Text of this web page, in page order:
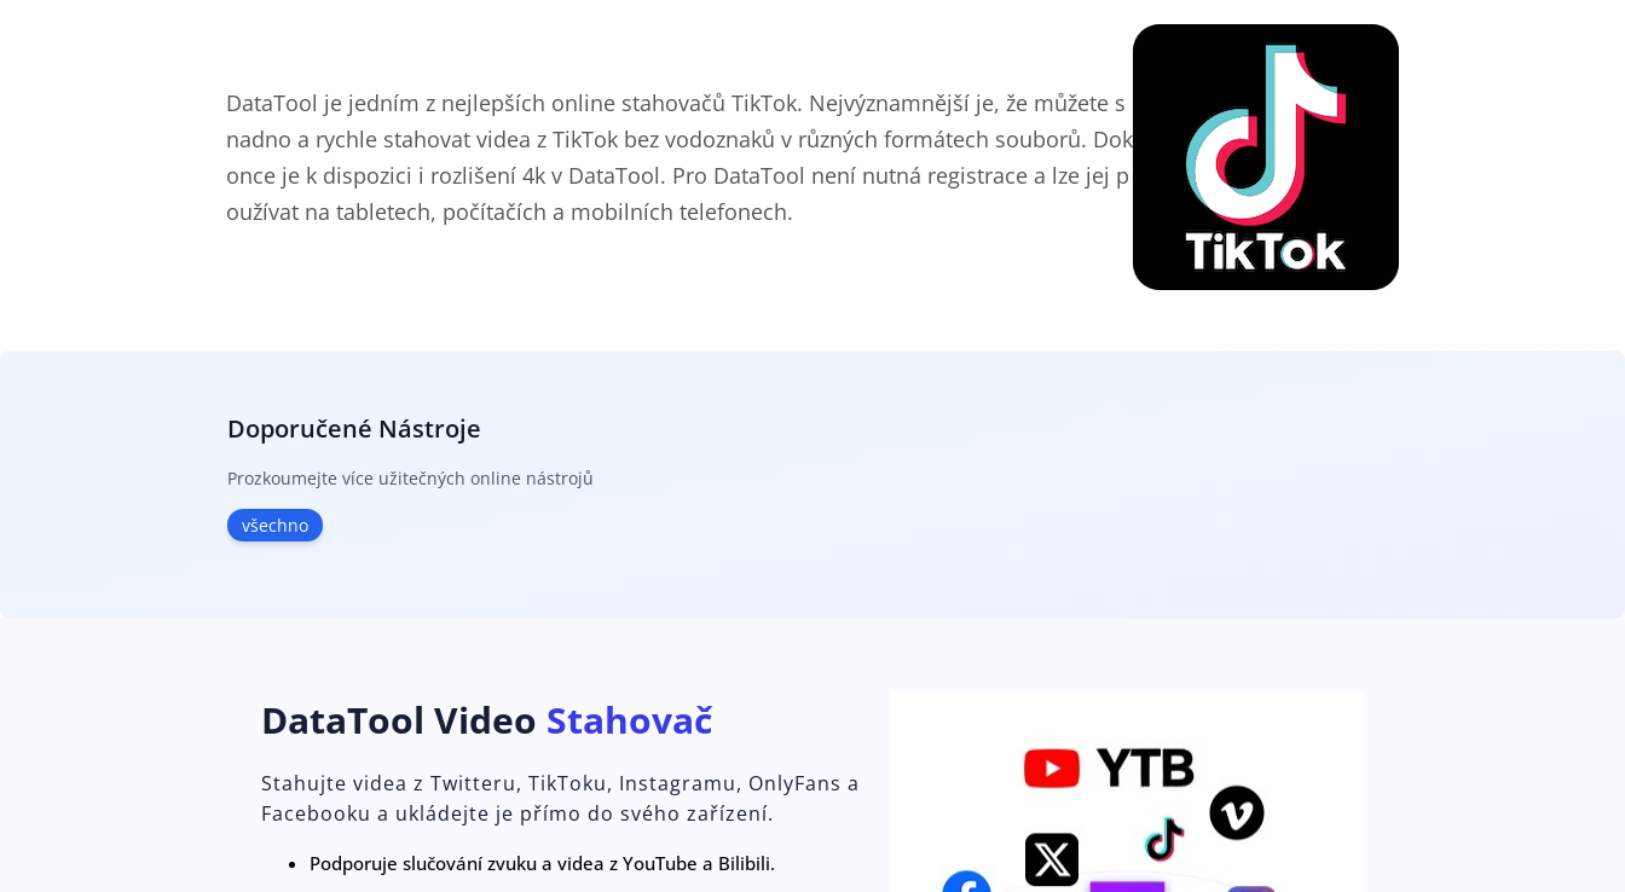
DataTool je jedním z nejlepších online stahovačů TikTok. Nejvýznamnější je, že můžete s
nadno a rychle stahovat videa z TikTok bez vodoznaků v různých formátech souborů. Dok
once je k dispozici i rozlišení 4k v DataTool. Pro DataTool není nutná registrace a lze jej p
oužívat na tabletech, počítačích a mobilních telefonech.
Doporučené Nástroje
Prozkoumejte více užitečných online nástrojů
všechno
DataTool Video Stahovač
Stahujte videa z Twitteru, TikToku, Instagramu, OnlyFans a
Facebooku a ukládejte je přímo do svého zařízení.
Podporuje slučování zvuku a videa z YouTube a Bilibili.